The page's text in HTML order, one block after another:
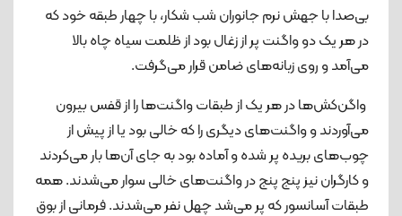
بی‌صدا با جهش نرم جانوران شب شکار، با چهار طبقه خود که
در هر یک دو واگنت پر از زغال بود از ظلمت سیاه چاه بالا
می‌آمد و روی زبانه‌های ضامن قرار می‌گرفت.
واگن‌کش‌ها در هر یک از طبقات واگنت‌ها را از قفس بیرون
می‌آوردند و واگنت‌های دیگری را که خالی بود یا از پیش از
چوب‌های بریده پر شده و آماده بود به جای آن‌ها بار می‌کردند
و کارگران نیز پنج پنج در واگنت‌های خالی سوار می‌شدند. همه
طبقات آسانسور که پر می‌شد چهل نفر می‌شدند. فرمانی از بوق